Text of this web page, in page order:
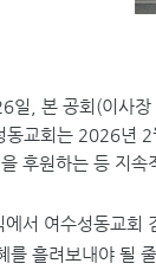
일 본 공회 (이사장
동교회는 2026년 2
후원하는 등 지
에서 여수성동교회
를 흘려보내야 될